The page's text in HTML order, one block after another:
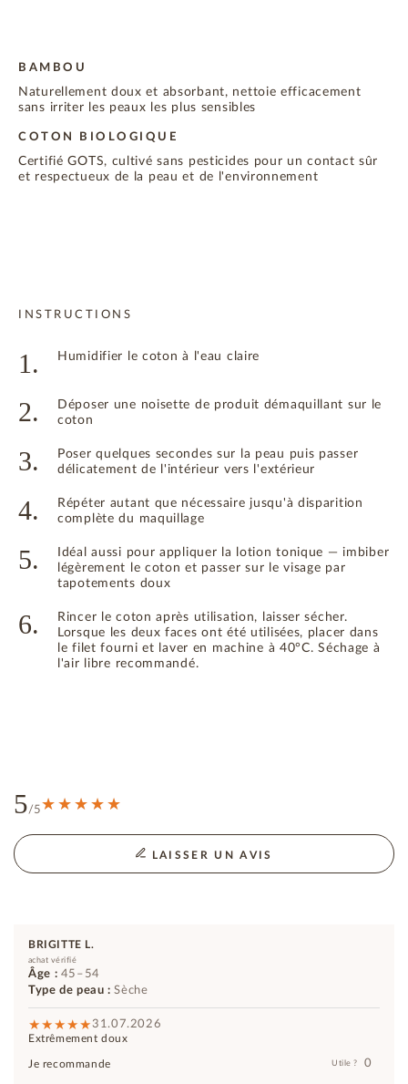
BAMBOU
Naturellement doux et absorbant, nettoie efficacement
sans irriter les peaux les plus sensibles
COTON BIOLOGIQUE
Certifié GOTS, cultivé sans pesticides pour un contact sûr
et respectueux de la peau et de l'environnement
INSTRUCTIONS
1. Humidifier le coton à l'eau claire
2.
Déposer une noisette de produit démaquillant sur le
coton
3.
Poser quelques secondes sur la peau puis passer
délicatement de l'intérieur vers l'extérieur
4.
Répéter autant que nécessaire jusqu'à disparition
complète du maquillage
5.
Idéal aussi pour appliquer la lotion tonique — imbiber
légèrement le coton et passer sur le visage par
tapotements doux
6.
Rincer le coton après utilisation, laisser sécher.
Lorsque les deux faces ont été utilisées, placer dans
le filet fourni et laver en machine à 40°C. Séchage à
l'air libre recommandé.
5/5
LAISSER UN AVIS
BRIGITTE L.
achat vérifié
Âge : 45–54
Type de peau : Sèche
31.07.2026
Extrêmement doux
Je recommande Utile ? 0